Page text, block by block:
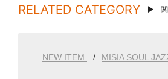
RELATED CATEGORY
NEW ITEM MISIA SOUL